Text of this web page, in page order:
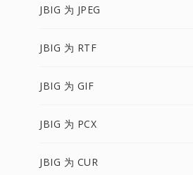
JBIG 为 JPEG
JBIG 为 RTF
JBIG 为 GIF
JBIG 为 PCX
JBIG 为 CUR